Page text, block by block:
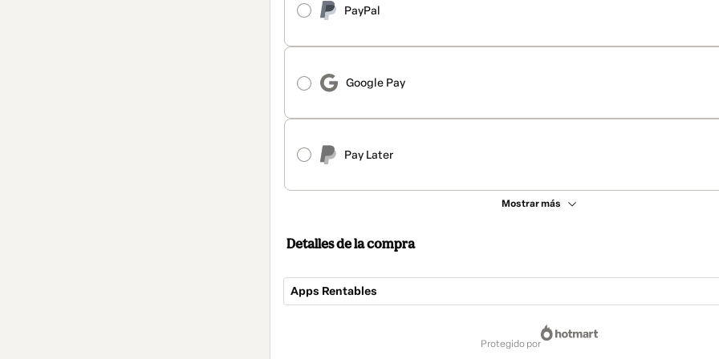
PayPal
Google Pay
Pay Later
Mostrar más
Detalles de la compra
Apps Rentables
protegido por